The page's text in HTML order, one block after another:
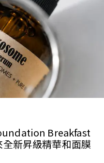
Breakfast
新昇級精華和面膜